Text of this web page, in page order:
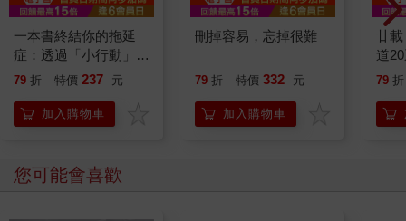
一本書終結你的拖延
症：透過「小行動」打
開大腦的行動開關，懶
的37個科學方法
79 折 特價 237 元
加入購物車
刪掉容易，忘掉很難
79 折 特價 332 元
加入購物車
廿
道
79 折
您可能會喜歡